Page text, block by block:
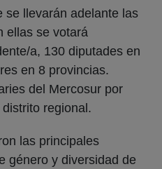
se llevarán adelante las
ellas se votará
a, 130 diputades en
en 8 provincias.
del Mercosur por
regional.
las principales
género y diversidad de